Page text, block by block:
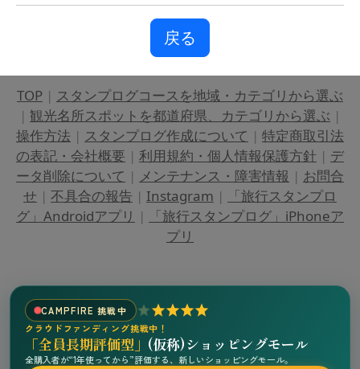
戻る
TOP | スタンプログコースを地域・カテゴリから選ぶ
| 観光名所スポットを都道府県、カテゴリから選ぶ |
操作方法 | スタンプログ作成について | 特定商取引法
の表記・会社概要 | 利用規約・個人情報保護方針 | デ
ータ削除について | メンテナンス・障害情報 | お問合
せ | 不具合の報告 | Instagram |
「旅行スタンプロ
グ」Androidアプリ |
「旅行スタンプログ」iPhoneア
プリ
CAMPFIRE 挑戦中
クラウドファンディング挑戦中！
「全員長期評価型」 (仮称)ショッピングモール
全購入者が“1年使ってから”評価する、新しいショッピングモール。